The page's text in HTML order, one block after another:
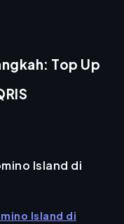
Top Up
Island di
Island di